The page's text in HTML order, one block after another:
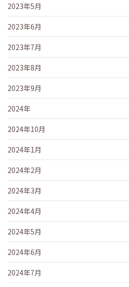
2023年5月
2023年6月
2023年7月
2023年8月
2023年9月
2024年
2024年10月
2024年1月
2024年2月
2024年3月
2024年4月
2024年5月
2024年6月
2024年7月